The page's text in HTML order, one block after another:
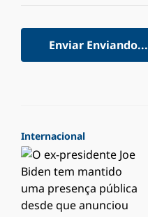
Enviar Enviando...
Internacional